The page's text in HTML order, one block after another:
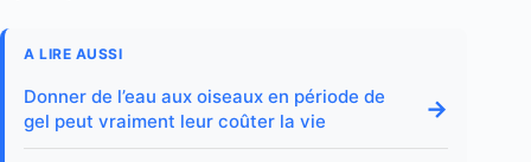
A LIRE AUSSI
Donner de l’eau aux oiseaux en période de
gel peut vraiment leur coûter la vie
→